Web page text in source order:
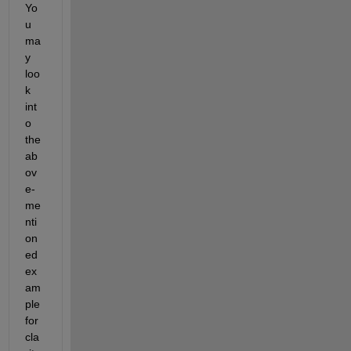
Yo
u
ma
y
loo
k
int
o
the
ab
ov
e-
me
nti
on
ed
ex
am
ple
for
cla